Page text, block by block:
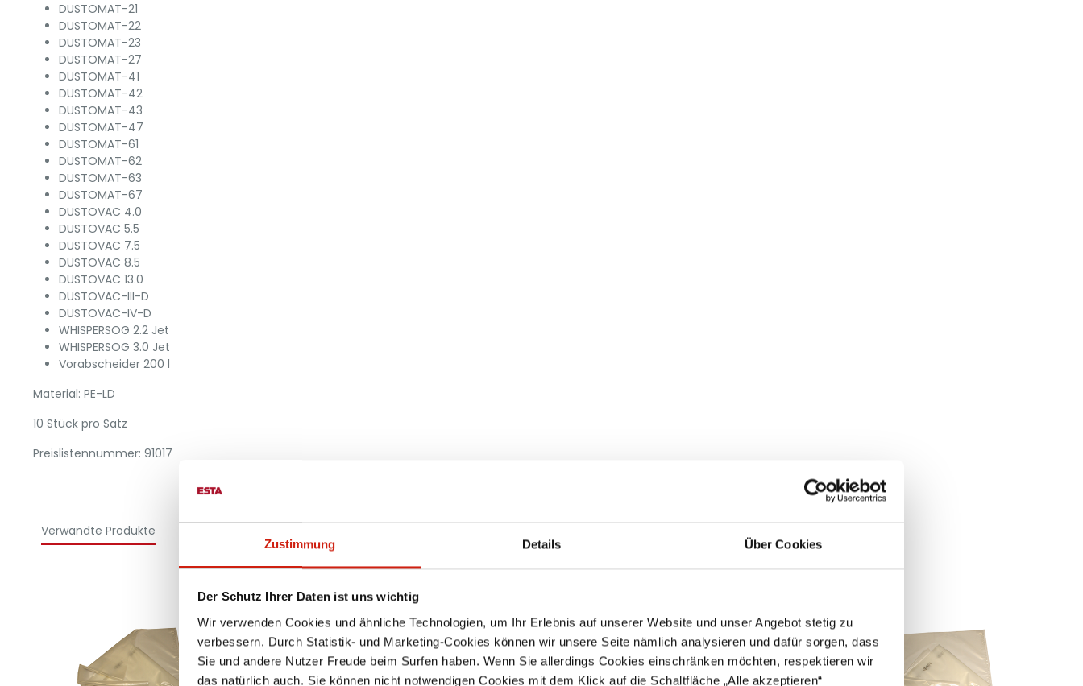
Zustimmung Details Über Cookies
Der Schutz Ihrer Daten ist uns wichtig
Wir verwenden Cookies und ähnliche Technologien, um Ihr Erlebnis auf unserer Website und unser Angebot stetig zu
verbessern. Durch Statistik- und Marketing-Cookies können wir unsere Seite nämlich analysieren und dafür sorgen, dass
Sie und andere Nutzer Freude beim Surfen haben. Wenn Sie allerdings Cookies einschränken möchten, respektieren wir
das natürlich auch. Sie können nicht notwendigen Cookies mit dem Klick auf die Schaltfläche „Alle akzeptieren“
DUSTOMAT-21
DUSTOMAT-22
DUSTOMAT-23
DUSTOMAT-27
DUSTOMAT-41
DUSTOMAT-42
DUSTOMAT-43
DUSTOMAT-47
DUSTOMAT-61
DUSTOMAT-62
DUSTOMAT-63
DUSTOMAT-67
DUSTOVAC 4.0
DUSTOVAC 5.5
DUSTOVAC 7.5
DUSTOVAC 8.5
DUSTOVAC 13.0
DUSTOVAC-III-D
DUSTOVAC-IV-D
WHISPERSOG 2.2 Jet
WHISPERSOG 3.0 Jet
Vorabscheider 200 l
Material: PE-LD
10 Stück pro Satz
Preislistennummer: 91017
Verwandte Produkte